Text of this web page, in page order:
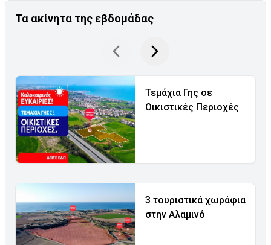
Τα ακίνητα της εβδομάδας
Τεμάχια Γης σε
Οικιστικές Περιοχές
3 τουριστικά χωράφια
στην Αλαμινό